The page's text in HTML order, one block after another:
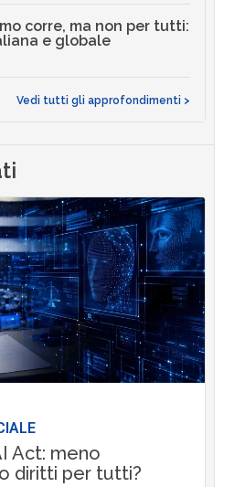
corre, ma non per tutti:
e globale
Vedi tutti gli approfondimenti >
Act: meno
diritti per tutti?